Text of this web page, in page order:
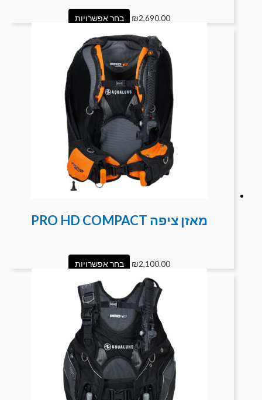
₪2,690.00 בחר אפשרויות
מאזן ציפה PRO HD COMPACT
₪2,100.00 בחר אפשרויות